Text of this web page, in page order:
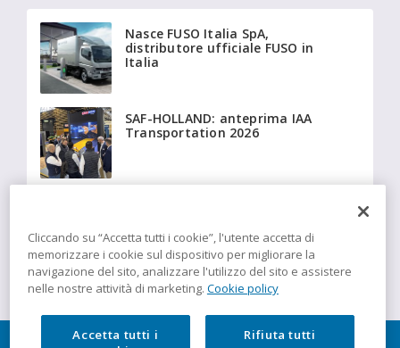
Nasce FUSO Italia SpA,
distributore ufficiale FUSO in
Italia
SAF-HOLLAND: anteprima IAA
Transportation 2026
isotermici equipaggiati con
tecnologia Insulation
Cliccando su “Accetta tutti i cookie”, l'utente accetta di
memorizzare i cookie sul dispositivo per migliorare la
navigazione del sito, analizzare l'utilizzo del sito e assistere
nelle nostre attività di marketing. Cookie policy
Accetta tutti i
Rifiuta tutti